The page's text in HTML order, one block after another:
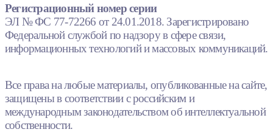
Регистрационный номер серии
ЭЛ № ФС 77-72266 от 24.01.2018. Зарегистрировано
Федеральной службой по надзору в сфере связи,
информационных технологий и массовых коммуникаций.
Все права на любые материалы, опубликованные на сайте,
защищены в соответствии с российским и
международным законодательством об интеллектуальной
собственности.